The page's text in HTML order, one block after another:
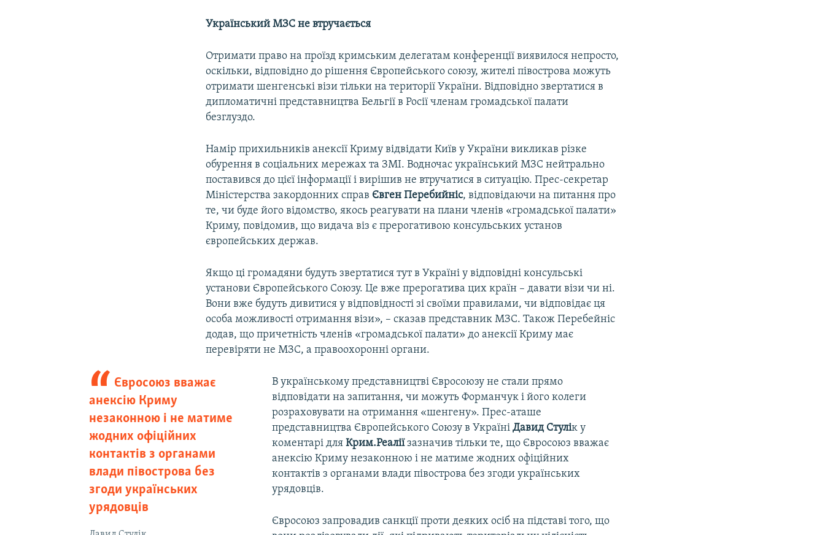
Український МЗС не втручається
Отримати право на проїзд кримським делегатам конференції виявилося непросто,
оскільки, відповідно до рішення Європейського союзу, жителі півострова можуть
отримати шенгенські візи тільки на території України. Відповідно звертатися в
дипломатичні представництва Бельгії в Росії членам громадської палати
безглуздо.
Намір прихильників анексії Криму відвідати Київ у України викликав різке
обурення в соціальних мережах та ЗМІ. Водночас український МЗС нейтрально
поставився до цієї інформації і вирішив не втручатися в ситуацію. Прес-секретар
Міністерства закордонних справ Євген Перебийніс, відповідаючи на питання про
те, чи буде його відомство, якось реагувати на плани членів «громадської палати»
Криму, повідомив, що видача віз є прерогативою консульських установ
європейських держав.
Якщо ці громадяни будуть звертатися тут в Україні у відповідні консульські
установи Європейського Союзу. Це вже прерогатива цих країн – давати візи чи ні.
Вони вже будуть дивитися у відповідності зі своїми правилами, чи відповідає ця
особа можливості отримання візи», – сказав представник МЗС. Також Перебейніс
додав, що причетність членів «громадської палати» до анексії Криму має
перевіряти не МЗС, а правоохоронні органи.
Євросоюз вважає
анексію Криму
незаконною і не матиме
жодних офіційних
контактів з органами
влади півострова без
згоди українських
урядовців
В українському представництві Євросоюзу не стали прямо
відповідати на запитання, чи можуть Форманчук і його колеги
розраховувати на отримання «шенгену». Прес-аташе
представництва Європейського Союзу в Україні Давид Стулік у
коментарі для Крим.Реаліїзазначив тільки те, що Євросоюз вважає
анексію Криму незаконною і не матиме жодних офіційних
контактів з органами влади півострова без згоди українських
урядовців.
Євросоюз запровадив санкції проти деяких осіб на підставі того, що